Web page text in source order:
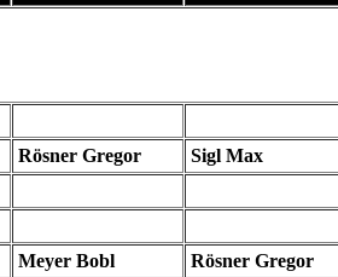
Rösner Gregor
Sigl Max
Meyer Bobl
Rösner Gregor